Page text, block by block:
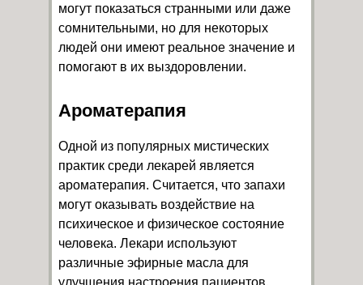
могут показаться странными или даже
сомнительными, но для некоторых
людей они имеют реальное значение и
помогают в их выздоровлении.
Ароматерапия
Одной из популярных мистических
практик среди лекарей является
ароматерапия. Считается, что запахи
могут оказывать воздействие на
психическое и физическое состояние
человека. Лекари используют
различные эфирные масла для
улучшения настроения пациентов,